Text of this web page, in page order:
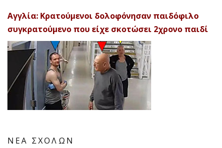
Αγγλία: Κρατούμενοι δολοφόνησαν παιδόφιλο
συγκρατούμενο που είχε σκοτώσει 2χρονο παιδί
ΝΕΑ ΣΧΟΛΩΝ